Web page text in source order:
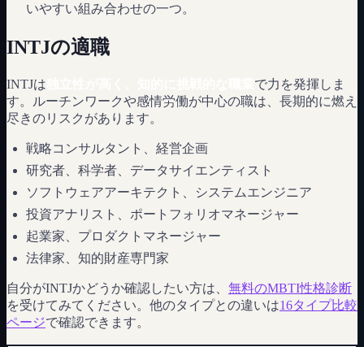
いやすい組み合わせの一つ。
INTJの適職
INTJは
で力を発揮しま
す。ルーチンワークや感情労働が中心の職は、長期的に燃え
尽きのリスクがあります。
戦略コンサルタント、経営企画
研究者、科学者、データサイエンティスト
ソフトウェアアーキテクト、システムエンジニア
投資アナリスト、ポートフォリオマネージャー
起業家、プロダクトマネージャー
法律家、知的財産専門家
自分がINTJかどうか確認したい方は、 無料のMBTI性格診断
を受けてみてください。他のタイプとの違いは16タイプ比較
ページで確認できます。